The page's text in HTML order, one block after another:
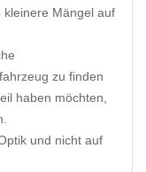
kleinere Mängel auf
zu finden
haben möchten,
und nicht auf